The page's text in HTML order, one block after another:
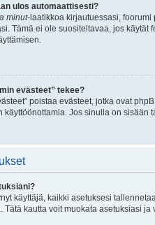
ulos automaattisesti?
minut-laatikkoa kirjautuessasi,
Tämä ei ole suositeltavaa, jos
evästeet” tekee?
poistaa evästeet, jotka ovat
käyttöönottamia. Jos sinulla on sisään
käyttäjä, kaikki asetuksesi
Tätä kautta voit muokata asetuksiasi ja